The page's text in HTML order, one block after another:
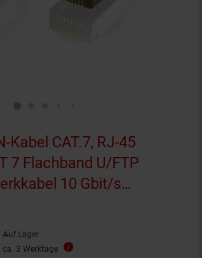
Kabel CAT.7, RJ-45
7 Flachband U/FTP
10 Gbit/s
Auf Lager
ca. 3 Werktage